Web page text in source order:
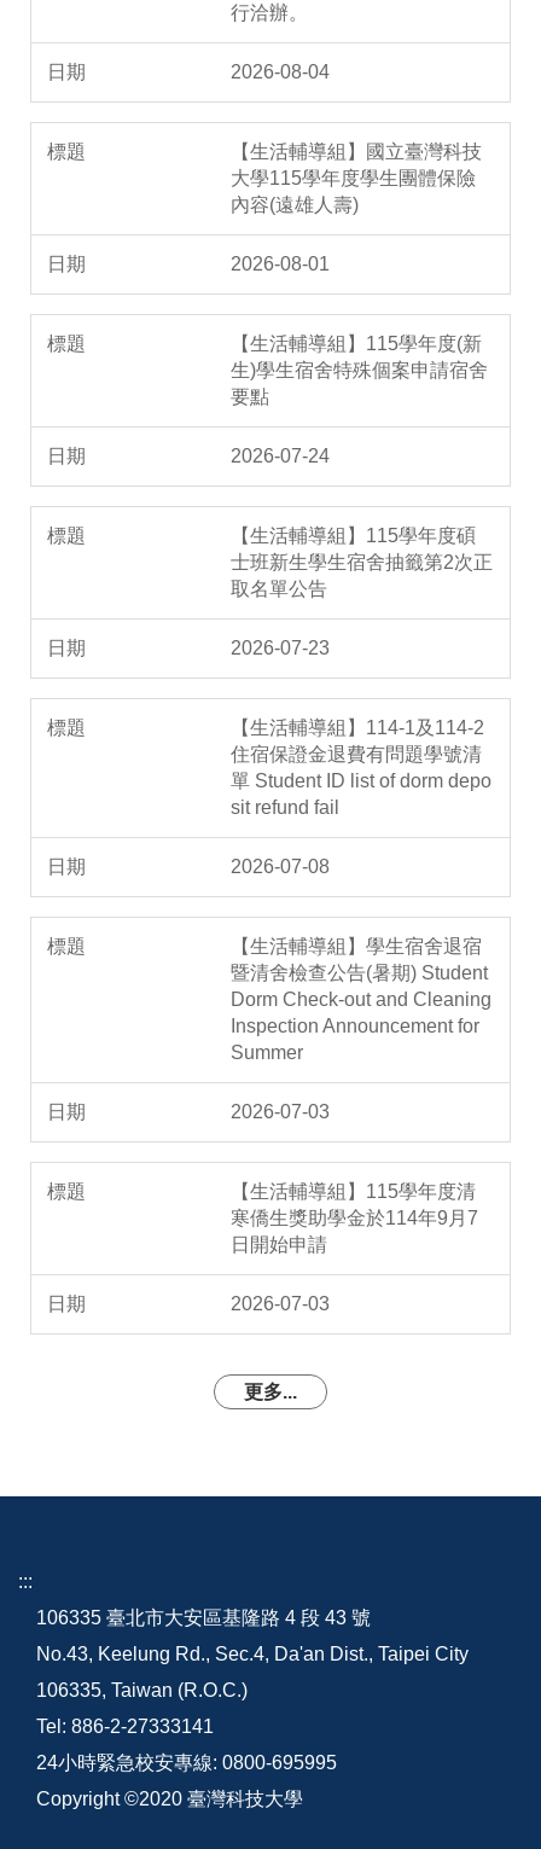
行洽辦。
2026-08-04
【生活輔導組】國立臺灣科技
大學115學年度學生團體保險
內容(遠雄人壽)
2026-08-01
【生活輔導組】115學年度(新
生)學生宿舍特殊個案申請宿舍
要點
2026-07-24
【生活輔導組】115學年度碩
士班新生學生宿舍抽籤第2次正
取名單公告
2026-07-23
【生活輔導組】114-1及114-2
住宿保證金退費有問題學號清
單 Student ID list of dorm depo
sit refund fail
2026-07-08
【生活輔導組】學生宿舍退宿
暨清舍檢查公告(暑期) Student
Dorm Check-out and Cleaning
Inspection Announcement for
Summer
2026-07-03
【生活輔導組】115學年度清
寒僑生獎助學金於114年9月7
日開始申請
2026-07-03
更多...
:::
106335 臺北市大安區基隆路 4 段 43 號
No.43, Keelung Rd., Sec.4, Da'an Dist., Taipei City
106335, Taiwan (R.O.C.)
Tel: 886-2-27333141
24小時緊急校安專線: 0800-695995
Copyright ©2020 臺灣科技大學